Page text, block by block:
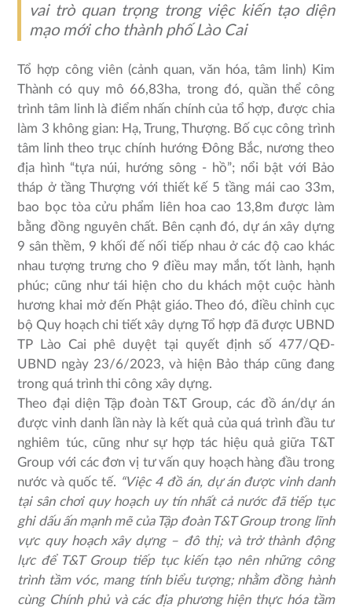
vai trò quan trọng trong việc kiến tạo diện
mạo mới cho thành phố Lào Cai
Tổ hợp công viên (cảnh quan, văn hóa, tâm linh) Kim
Thành có quy mô 66,83ha, trong đó, quần thể công
trình tâm linh là điểm nhấn chính của tổ hợp, được chia
làm 3 không gian: Hạ, Trung, Thượng. Bố cục công trình
tâm linh theo trục chính hướng Đông Bắc, nương theo
địa hình “tựa núi, hướng sông - hồ”; nổi bật với Bảo
tháp ở tầng Thượng với thiết kế 5 tầng mái cao 33m,
bao bọc tòa cửu phẩm liên hoa cao 13,8m được làm
bằng đồng nguyên chất. Bên cạnh đó, dự án xây dựng
9 sân thềm, 9 khối đế nối tiếp nhau ở các độ cao khác
nhau tượng trưng cho 9 điều may mắn, tốt lành, hạnh
phúc; cũng như tái hiện cho du khách một cuộc hành
hương khai mở đến Phật giáo. Theo đó, điều chỉnh cục
bộ Quy hoạch chi tiết xây dựng Tổ hợp đã được UBND
TP Lào Cai phê duyệt tại quyết định số 477/QĐ-
UBND ngày 23/6/2023, và hiện Bảo tháp cũng đang
trong quá trình thi công xây dựng.
Theo đại diện Tập đoàn T&T Group, các đồ án/dự án
được vinh danh lần này là kết quả của quá trình đầu tư
nghiêm túc, cũng như sự hợp tác hiệu quả giữa T&T
Group với các đơn vị tư vấn quy hoạch hàng đầu trong
nước và quốc tế. “Việc 4 đồ án, dự án được vinh danh
tại sân chơi quy hoạch uy tín nhất cả nước đã tiếp tục
ghi dấu ấn mạnh mẽ của Tập đoàn T&T Group trong lĩnh
vực quy hoạch xây dựng – đô thị; và trở thành động
lực để T&T Group tiếp tục kiến tạo nên những công
trình tầm vóc, mang tính biểu tượng; nhằm đồng hành
cùng Chính phủ và các địa phương hiện thực hóa tầm